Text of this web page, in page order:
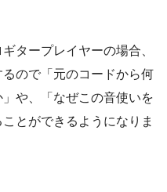
タープレイヤーの場合、
るので 「元のコードから何
や、「 なぜこの音使いを
とができるようになりま